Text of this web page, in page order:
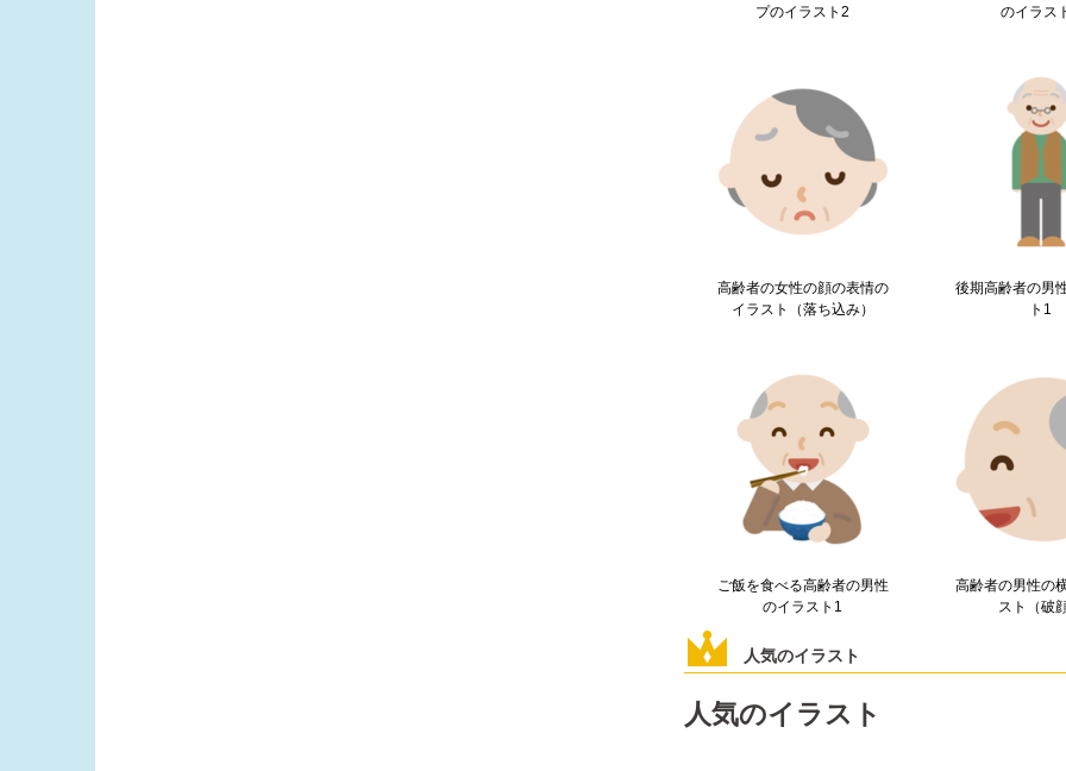
プのイラスト2
のイラス
高齢者の女性の顔の表情の
イラスト（落ち込み）
後期高齢者の男
ト1
ご飯を食べる高齢者の男性
のイラスト1
高齢者の男性の
スト（破顔
人気のイラスト
人気のイラスト